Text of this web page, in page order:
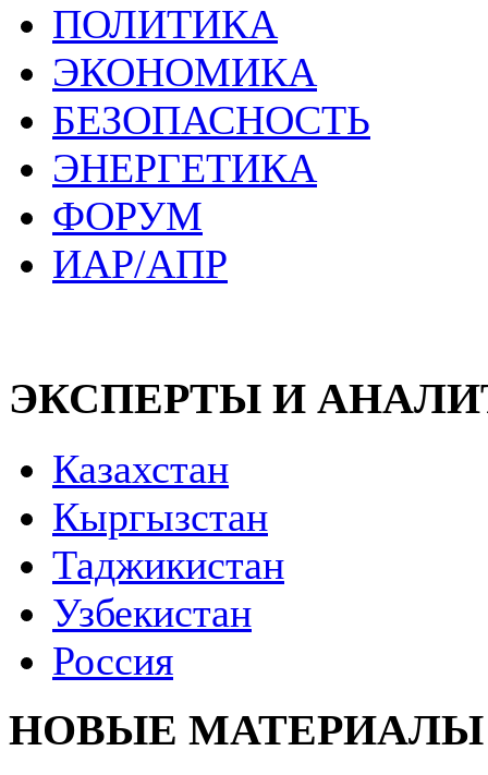
ПОЛИТИКА
ЭКОНОМИКА
БЕЗОПАСНОСТЬ
ЭНЕРГЕТИКА
ФОРУМ
ИАР/АПР
ЭКСПЕРТЫ И
Казахстан
Кыргызстан
Таджикистан
Узбекистан
Россия
НОВЫЕ МАТЕРИАЛЫ